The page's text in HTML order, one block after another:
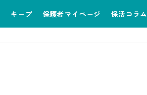
キープ 保護者マイページ 保活コラム